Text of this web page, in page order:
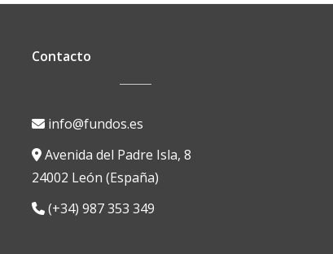
Contacto
info@fundos.es
Avenida del Padre Isla, 8
24002 León (España)
(+34) 987 353 349